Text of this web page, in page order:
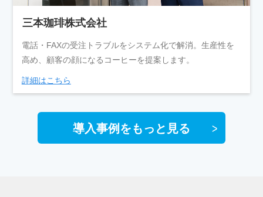
三本珈琲株式会社
電話・FAXの受注トラブルをシステム化で解消。生産性を
高め、顧客の顔になるコーヒーを提案します。
詳細はこちら
導入事例をもっと見る